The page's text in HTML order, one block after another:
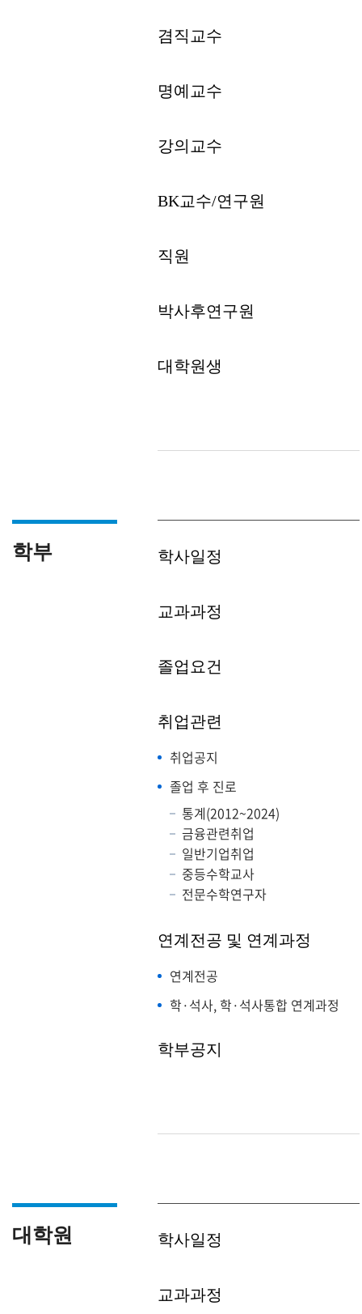
겸직교수
명예교수
강의교수
BK교수/연구원
직원
박사후연구원
대학원생
학부 학사일정
교과과정
졸업요건
취업관련
취업공지
졸업 후 진로
통계(2012~2024)
금융관련취업
일반기업취업
중등수학교사
전문수학연구자
연계전공 및 연계과정
연계전공
학·석사, 학·석사통합 연계과정
학부공지
대학원 학사일정
교과과정